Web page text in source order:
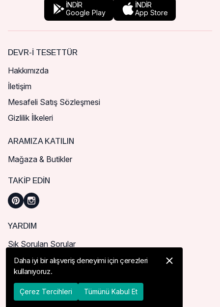
İNDİR
Google Play
İNDİR
App Store
DEVR-I TESETTÜR
Hakkımızda
İletişim
Mesafeli Satış Sözleşmesi
Gizlilik İlkeleri
ARAMIZA KATILIN
Mağaza & Butikler
TAKIP EDIN
YARDIM
Sık Sorulan Sorular
Nasıl Sipariş Verebilirim?
Kargo ve Teslimat
İade, İptal ve Değişim
Daha iyi bir alışveriş deneyimi için çerezleri
kullanıyoruz.
Çerez Tercihleri Tümünü Kabul Et